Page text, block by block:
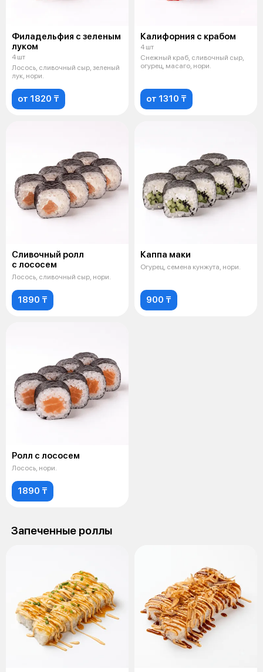
Филадельфия с зеленым
луком
4 шт
Лосось, сливочный сыр, зеленый
лук, нори.
от 1820 ₸
Калифорния с крабом
4 шт
Снежный краб, сливочный сыр,
огурец, масаго, нори.
от 1310 ₸
Сливочный ролл
с лососем
Лосось, сливочный сыр, нори.
1890 ₸
Каппа маки
Огурец, семена кунжута, нори.
900 ₸
Ролл с лососем
Лосось, нори.
1890 ₸
Запеченные роллы